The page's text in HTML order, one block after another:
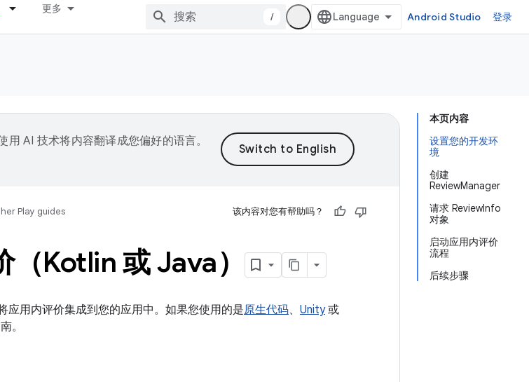
更多
/ Android Studio 登录
本页内容
设置您的开发环
境
创建
ReviewManager
请求 ReviewInfo
对象
启动应用内评价
流程
后续步骤
用 AI 技术将内容翻译成您偏好的语言。
Play guides 该内容对您有帮助吗？
Kotlin 或 Java）
应用内评价集成到您的应用中。如果您使用的是原生代码、 Unity或
。